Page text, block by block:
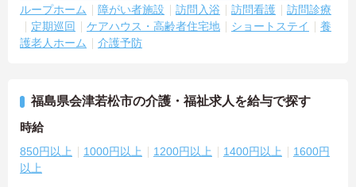
ループホーム
障がい者施設 訪問入浴 訪問看護
訪問診療
定期巡回
ケアハウス・高齢者住宅地 ショートステイ
養
護老人ホーム
介護予防
福島県会津若松市の介護・福祉求人を給与で探す
時給
850円以上 1000円以上 1200円以上 1400円以上
1600円
以上